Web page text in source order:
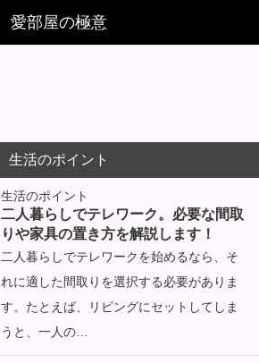
生活のポイント
生活のポイント
二人暮らしでテレワーク。必要な間取
りや家具の置き方を解説します！
二人暮らしでテレワークを始めるなら、そ
れに適した間取りを選択する必要がありま
す。たとえば、リビングにセットしてしま
うと、一人の…